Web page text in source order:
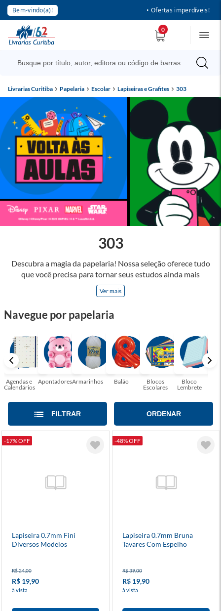
Bem-vindo(a)! • Ofertas imperdíveis!
0
Livrarias Curitiba Papelaria Escolar Lapiseiras e Grafites 303
Descubra a magia da papelaria! Nossa seleção oferece tudo
que você precisa para tornar seus estudos ainda mais
inspiradores e produtos que tornarão sua rotina profissional
mais eficiente e agradável. Abrace a arte de escrever,
cores, ideias e possibilidades. Tenha certeza, temos a
encantadora! Seja para estudantes em busca do material
perfeito para suas aulas, profissionais que buscam organizar
seus escritórios, temos tudo que você precisa!
Ver mais
303
Navegue por papelaria
Agendas e
Calendários
ApontadoresArmarinhos Balão
Blocos
Escolares
Bloco
Lembrete
FILTRAR ORDENAR
-17% OFF
Lapiseira 0.7mm Fini
Diversos Modelos
R$ 24,00
R$ 19,90
à vista
-48% OFF
Lapiseira 0.7mm Bruna
Tavares Com Espelho
R$ 39,00
R$ 19,90
à vista